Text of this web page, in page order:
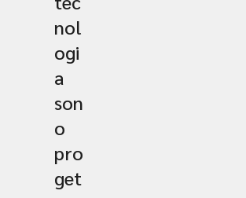
nol
ogi
a
son
o
pro
get